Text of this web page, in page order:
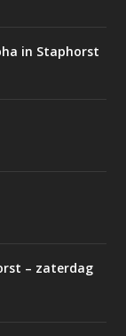
in Staphorst
– zaterdag